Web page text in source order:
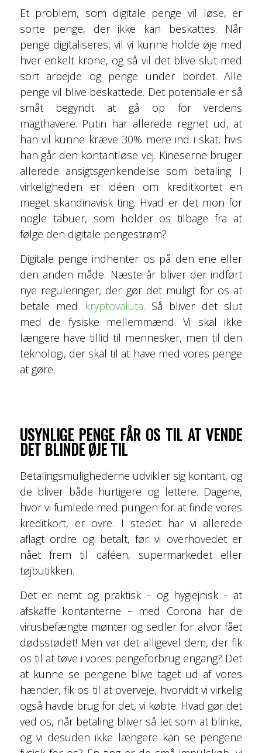
Et problem, som digitale penge vil løse, er
sorte penge, der ikke kan beskattes. Når
penge digitaliseres, vil vi kunne holde øje med
hver enkelt krone, og så vil det blive slut med
sort arbejde og penge under bordet. Alle
penge vil blive beskattede. Det potentiale er så
småt begyndt at gå op for verdens
magthavere. Putin har allerede regnet ud, at
han vil kunne kræve 30% mere ind i skat, hvis
han går den kontantløse vej. Kineserne bruger
allerede ansigtsgenkendelse som betaling. I
virkeligheden er idéen om kreditkortet en
meget skandinavisk ting. Hvad er det mon for
nogle tabuer, som holder os tilbage fra at
følge den digitale pengestrøm?
Digitale penge indhenter os på den ene eller
den anden måde. Næste år bliver der indført
nye reguleringer, der gør det muligt for os at
betale med
kryptovaluta. Så bliver det slut
med de fysiske mellemmænd. Vi skal ikke
længere have tillid til mennesker, men til den
teknologi, der skal til at have med vores penge
at gøre.
USYNLIGE PENGE FÅR OS TIL AT VENDE
DET BLINDE ØJE TIL
Betalingsmulighederne udvikler sig kontant, og
de bliver både hurtigere og lettere. Dagene,
hvor vi fumlede med pungen for at finde vores
kreditkort, er ovre. I stedet har vi allerede
aflagt ordre og betalt, før vi overhovedet er
nået frem til caféen, supermarkedet eller
tøjbutikken.
Det er nemt og praktisk – og hygiejnisk – at
afskaffe kontanterne – med Corona har de
virusbefængte mønter og sedler for alvor fået
dødsstødet! Men var det alligevel dem, der fik
os til at tøve i vores pengeforbrug engang? Det
at kunne se pengene blive taget ud af vores
hænder, fik os til at overveje, hvorvidt vi virkelig
også havde brug for det, vi købte. Hvad gør det
ved os, når betaling bliver så let som at blinke,
og vi desuden ikke længere kan se pengene